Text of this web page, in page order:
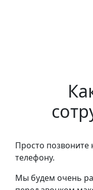
Просто позвоните
телефону.
Мы будем очень